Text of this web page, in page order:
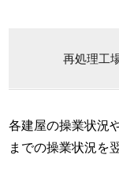
再処理工
各建屋の操業状況
までの操業状況を